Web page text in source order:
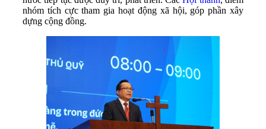
nhóm tích cực tham gia hoạt động xã hội, góp phần xây
dựng cộng đồng.